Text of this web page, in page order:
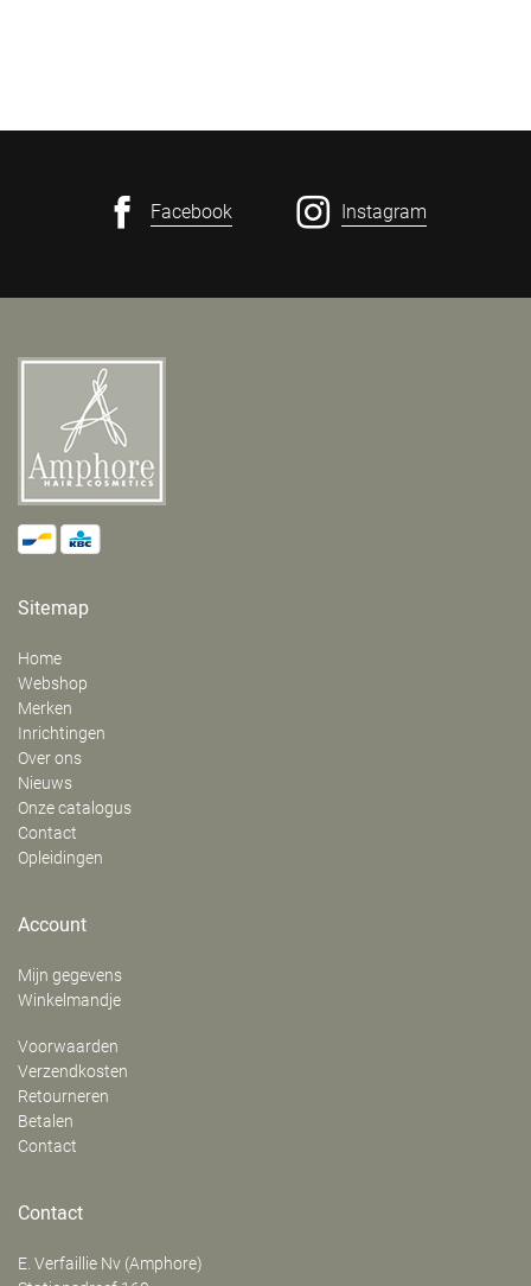
Facebook Instagram
Sitemap
Home
Webshop
Merken
Inrichtingen
Over ons
Nieuws
Onze catalogus
Contact
Opleidingen
Account
Mijn gegevens
Winkelmandje
Voorwaarden
Verzendkosten
Retourneren
Betalen
Contact
Contact
E. Verfaillie Nv (Amphore)